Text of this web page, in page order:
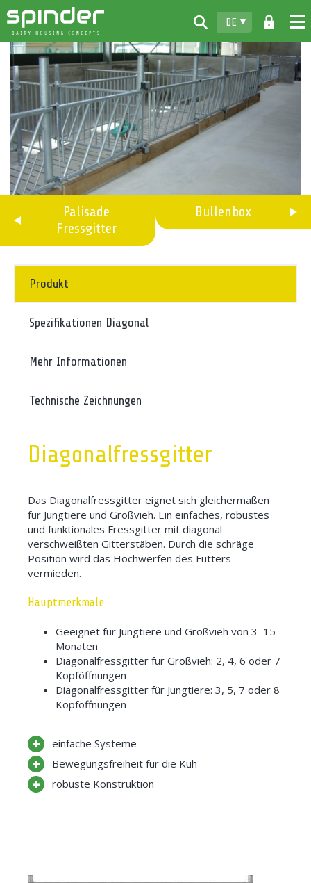
DE
Home
Produkte
Info & Muster
Spinder
Vertragshändler
Kontakt
Produkt
Spezifikationen Diagonal
Mehr Informationen
Technische Zeichnungen
Diagonalfressgitter
Das Diagonalfressgitter eignet sich gleichermaßen
für Jungtiere und Großvieh. Ein einfaches, robustes
und funktionales Fressgitter mit diagonal
verschweißten Gitterstäben. Durch die schräge
Position wird das Hochwerfen des Futters
vermieden.
Hauptmerkmale
Geeignet für Jungtiere und Großvieh von 3–15
Monaten
Diagonalfressgitter für Großvieh: 2, 4, 6 oder 7
Kopföffnungen
Diagonalfressgitter für Jungtiere: 3, 5, 7 oder 8
Kopföffnungen
einfache Systeme
Bewegungsfreiheit für die Kuh
robuste Konstruktion
Palisade
Fressgitter
Bullenbox